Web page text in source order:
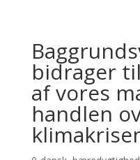
bidrager
af vores
handlen